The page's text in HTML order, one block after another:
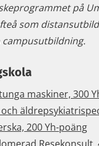
på
som
campusutbildning.
maskiner, 300
200 Yh-poäng